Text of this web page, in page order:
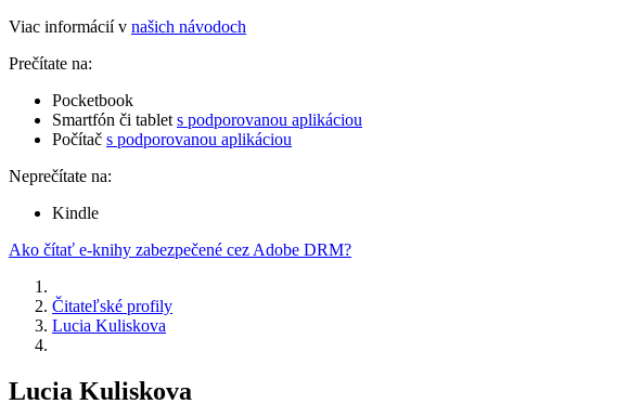
Viac informácií v našich návodoch
Prečítate na:
Pocketbook
Smartfón či tablet s podporovanou aplikáciou
Počítač s podporovanou aplikáciou
Neprečítate na:
Kindle
Ako čítať e-knihy zabezpečené cez Adobe DRM?
Čitateľské profily
Lucia Kuliskova
Lucia Kuliskova